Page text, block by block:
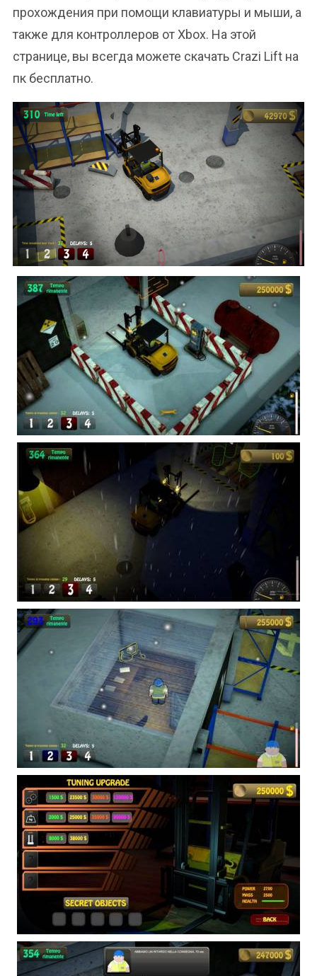
прохождения при помощи клавиатуры и мыши, а
также для контроллеров от Xbox. На этой
странице, вы всегда можете скачать Crazi Lift на
пк бесплатно.